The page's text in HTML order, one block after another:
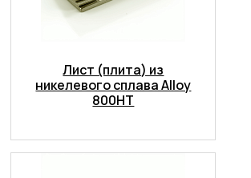
Лист (плита) из
никелевого сплава Alloy
800HT